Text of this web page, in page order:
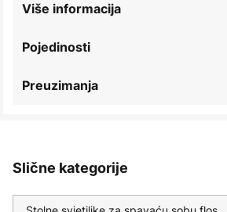
Pojedinosti
Više informacija
Preuzimanja
Slične kategorije